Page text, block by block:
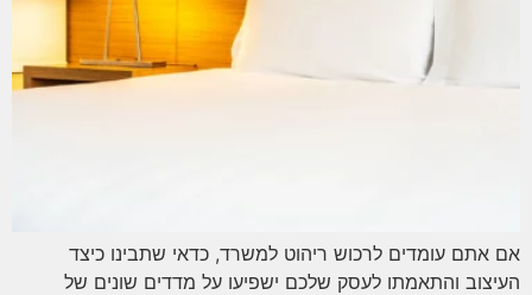
אם אתם עומדים לרכוש ריהוט למשרד, כדאי שתבינו כיצד
העיצוב והתאמתו לעסק שלכם ישפיעו על מדדים שונים של